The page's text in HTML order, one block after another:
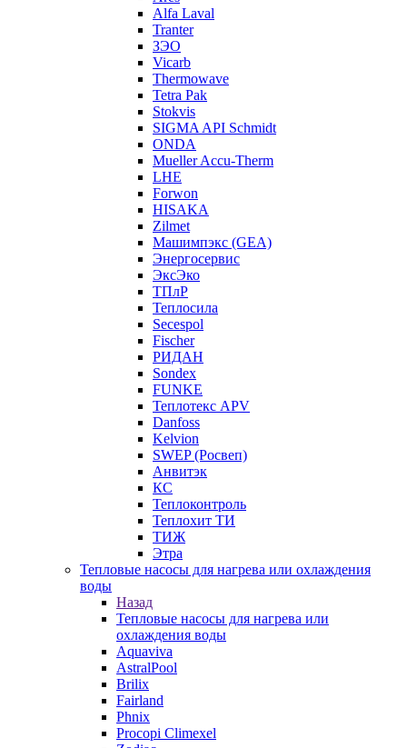
Alfa Laval
Tranter
ЗЭО
Vicarb
Thermowave
Tetra Pak
Stokvis
SIGMA API Schmidt
ONDA
Mueller Accu-Therm
LHE
Forwon
HISAKA
Zilmet
Машимпэкс (GEA)
Энергосервис
ЭксЭко
ТПлР
Теплосила
Secespol
Fischer
РИДАН
Sondex
FUNKE
Теплотекс APV
Danfoss
Kelvion
SWEP (Росвеп)
Анвитэк
КС
Теплоконтроль
Теплохит ТИ
ТИЖ
Этра
Тепловые насосы для нагрева или охлаждения
воды
Назад
Тепловые насосы для нагрева или
охлаждения воды
Aquaviva
AstralPool
Brilix
Fairland
Phnix
Procopi Climexel